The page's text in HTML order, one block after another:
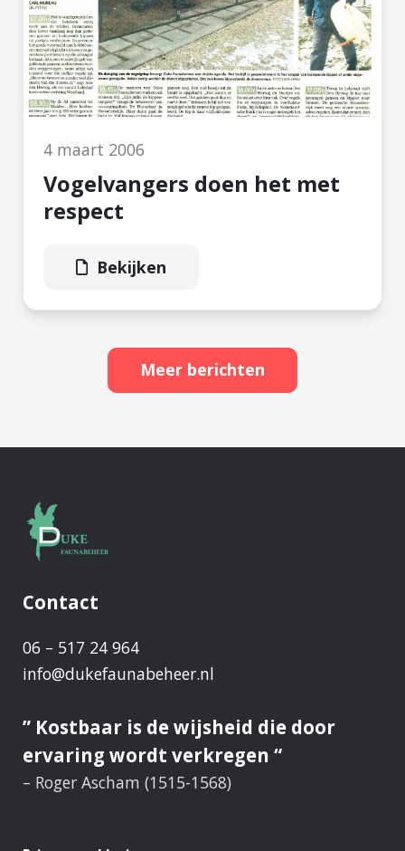
4 maart 2006
Vogelvangers doen het met
respect
Bekijken
Meer berichten
ter
vermindering
aantal
ganzen
Alde
Feanen
rustig
verlopen
Contact
06 – 517 24 964
info@dukefaunabeheer.nl
” Kostbaar is de wijsheid die door
ervaring wordt verkregen “
– Roger Ascham (1515-1568)